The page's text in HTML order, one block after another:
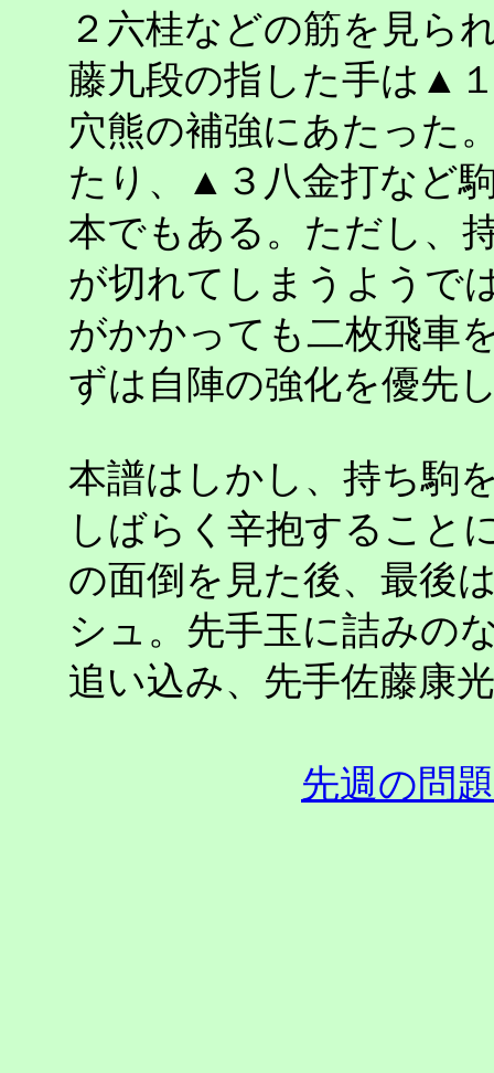
２六桂などの筋を見ら
藤九段の指した手は▲
穴熊の補強にあたった
たり、▲３八金打など
本でもある。ただし、
が切れてしまうようで
がかかっても二枚飛車
ずは自陣の強化を優先
本譜はしかし、持ち駒
しばらく辛抱すること
の面倒を見た後、最後
シュ。先手玉に詰みの
追い込み、先手佐藤康
先週の問